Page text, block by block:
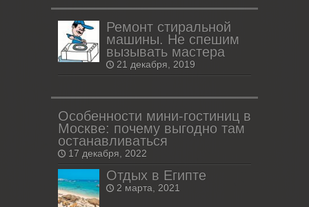
Ремонт стиральной
машины. Не спешим
вызывать мастера
21 декабря, 2019
Особенности мини-гостиниц в
Москве: почему выгодно там
останавливаться
17 декабря, 2022
Отдых в Египте
2 марта, 2021